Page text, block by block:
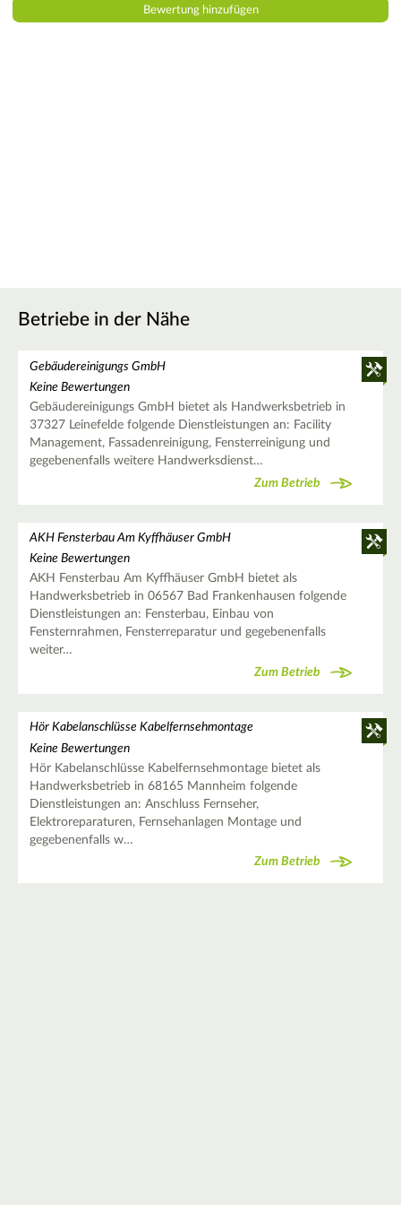
Betriebe in der Nähe
Gebäudereinigungs GmbH
Keine Bewertungen
Gebäudereinigungs GmbH bietet als Handwerksbetrieb in
37327 Leinefelde folgende Dienstleistungen an: Facility
Management, Fassadenreinigung, Fensterreinigung und
gegebenenfalls weitere Handwerksdienst…
Zum Betrieb
AKH Fensterbau Am Kyffhäuser GmbH
Keine Bewertungen
AKH Fensterbau Am Kyffhäuser GmbH bietet als
Handwerksbetrieb in 06567 Bad Frankenhausen folgende
Dienstleistungen an: Fensterbau, Einbau von
Fensternrahmen, Fensterreparatur und gegebenenfalls
weiter…
Zum Betrieb
Hör Kabelanschlüsse Kabelfernsehmontage
Keine Bewertungen
Hör Kabelanschlüsse Kabelfernsehmontage bietet als
Handwerksbetrieb in 68165 Mannheim folgende
Dienstleistungen an: Anschluss Fernseher,
Elektroreparaturen, Fernsehanlagen Montage und
gegebenenfalls w…
Zum Betrieb